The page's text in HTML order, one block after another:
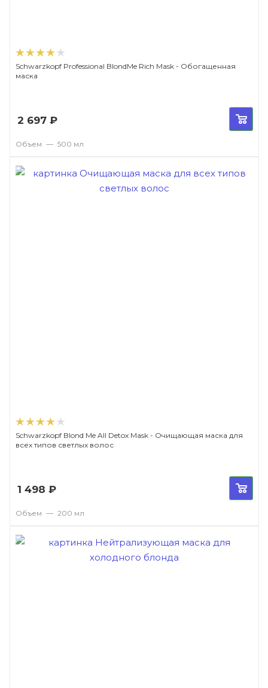
Schwarzkopf Professional BlondMe Rich Mask - Обогащенная
маска
2 697 ₽
Объем — 500 мл
Schwarzkopf Blond Me All Detox Mask - Очищающая маска для
всех типов светлых волос
1 498 ₽
Объем — 200 мл